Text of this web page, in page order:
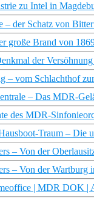
zu Intel in
– der Schatz von
große Brand von
der
– vom Schlachthof
– Das MDR-
des MDR-
Traum –
– Von der
– Von der
| MDR DOK |